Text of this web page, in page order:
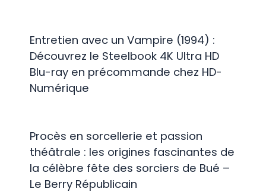
Entretien avec un Vampire (1994) :
Découvrez le Steelbook 4K Ultra HD
Blu-ray en précommande chez HD-
Numérique
Procès en sorcellerie et passion
théâtrale : les origines fascinantes de
la célèbre fête des sorciers de Bué –
Le Berry Républicain